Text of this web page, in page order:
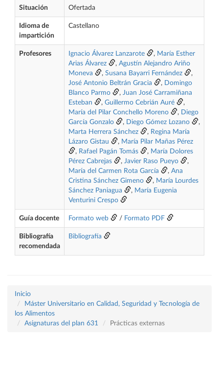
Situación Ofertada
Idioma de
impartición
Castellano
Profesores Ignacio Álvarez Lanzarote , María Esther
Arias Álvarez
, Agustín Alejandro Ariño
Moneva
, Susana Bayarri Fernández
,
José Antonio Beltrán Gracia
, Domingo
Blanco Parmo
, Juan José Carramiñana
Esteban
, Guillermo Cebrián Auré
,
María del Pilar Conchello Moreno
, Diego
García Gonzalo
, Diego Gómez Lozano
,
Marta Herrera Sánchez
, Regina María
Lázaro Gistau
, María Pilar Mañas Pérez
, Rafael Pagán Tomás , María Dolores
Pérez Cabrejas
, Javier Raso Pueyo
,
María del Carmen Rota García
, Ana
Cristina Sánchez Gimeno
, María Lourdes
Sánchez Paniagua
, María Eugenia
Venturini Crespo
Guía docente Formato web / Formato PDF
Bibliografía
recomendada
Bibliografía
Inicio
Máster Universitario en Calidad, Seguridad y Tecnología de
los Alimentos
Asignaturas del plan 631
Prácticas externas